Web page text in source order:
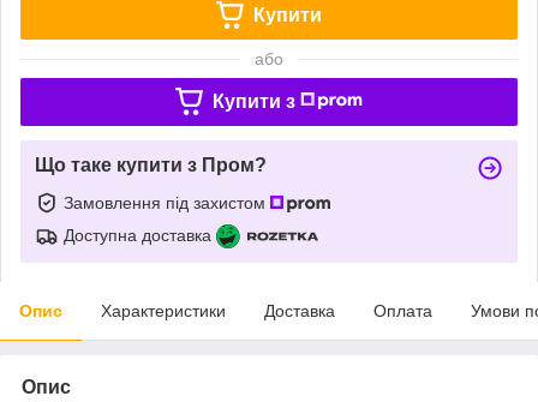
Купити
або
Купити з
Що таке купити з Пром?
Замовлення під захистом
Доступна доставка
Опис Характеристики Доставка Оплата Умови
Опис